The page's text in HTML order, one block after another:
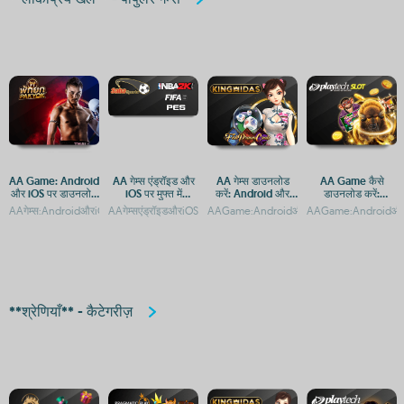
AA Game: Android
और iOS पर डाउनलोड
करने का तरीका
AA गेम्स एंड्रॉइड और
iOS पर मुफ्त में
डाउनलोड करने के लिए
AA गेम्स डाउनलोड
करें: Android और
iOS के लिए मुफ्त गेमिंग
ऐप
AA Game कैसे
डाउनलोड करें:
Android और iOS
गाइड
**श्रेणियाँ** - कैटेगरीज़